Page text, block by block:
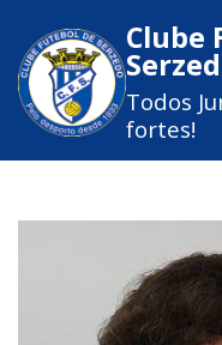
Clube
Todos
fortes!